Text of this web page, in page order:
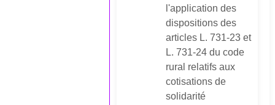
l'application des
dispositions des
articles L. 731-23 et
L. 731-24 du code
rural relatifs aux
cotisations de
solidarité